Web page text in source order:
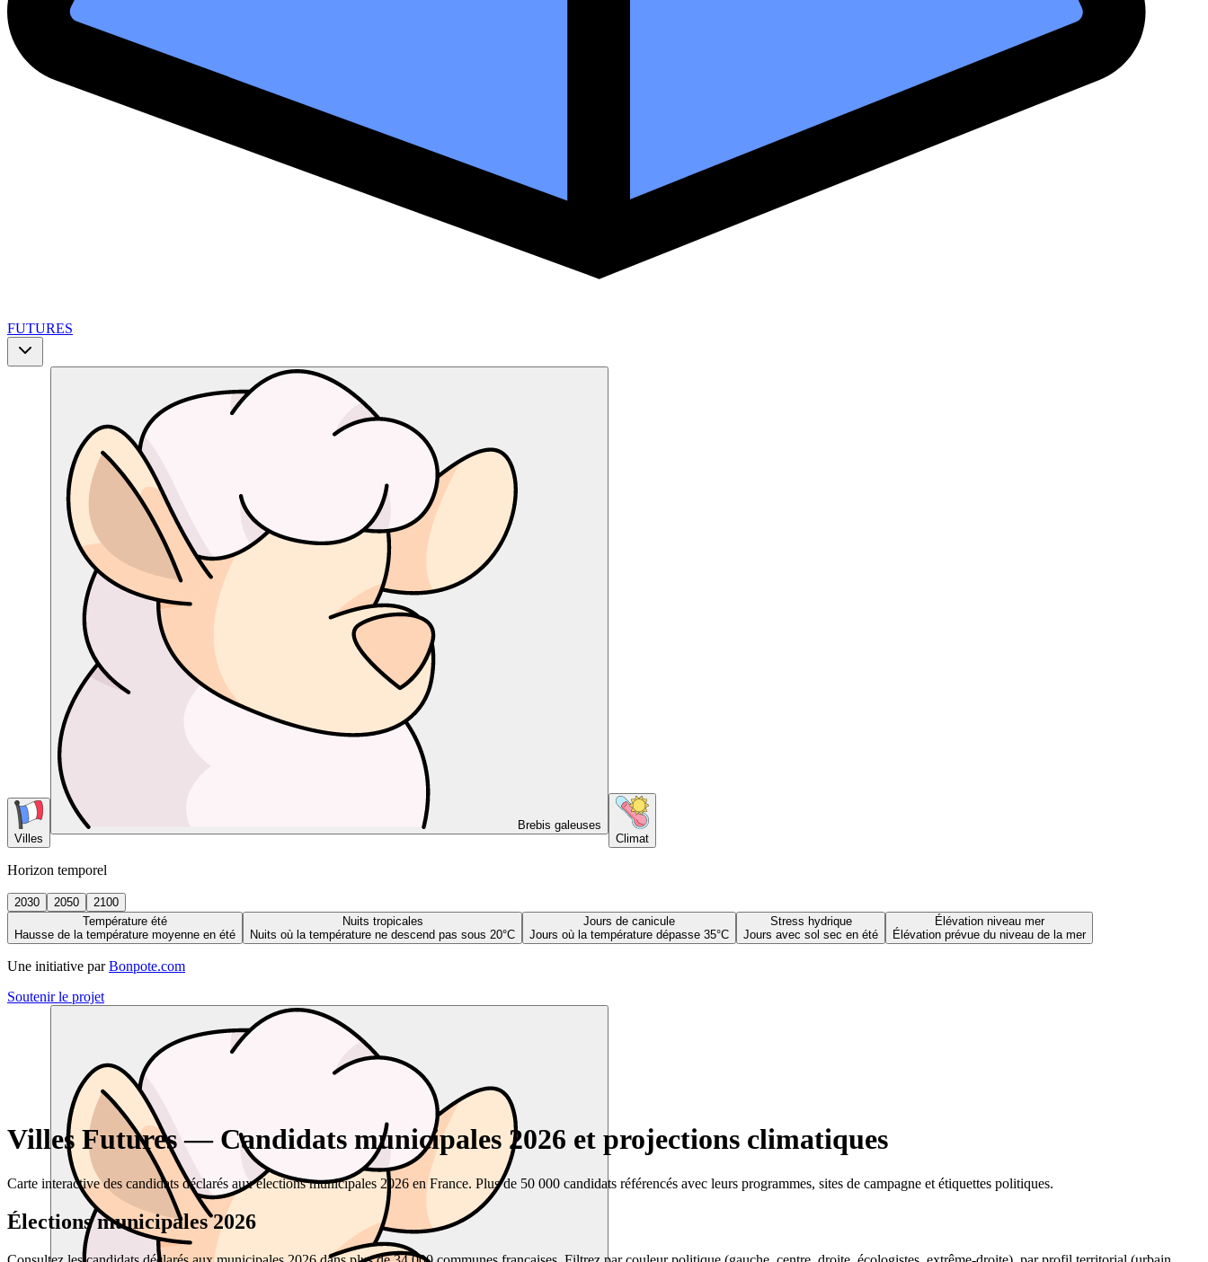
FUTURES
Villes
Brebis galeuses
Climat
Horizon temporel
2030 2050
2100
Température été
Hausse de la température moyenne en été
Nuits tropicales
Nuits où la température ne descend pas sous 20°C
Jours de canicule
Jours où la température dépasse 35°C
Stress hydrique
Jours avec sol sec en été
Élévation niveau mer
Élévation prévue du niveau de la mer
Une initiative par Bonpote.com
Soutenir le projet
Villes Futures — Candidats municipales 2026 et projections climatiques
Carte interactive des candidats déclarés aux élections municipales 2026 en France. Plus de 50 000 candidats référencés avec leurs programmes, sites de campagne et étiquettes politiques.
Élections municipales 2026